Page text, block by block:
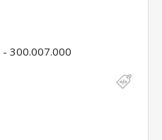
- 300.007.000